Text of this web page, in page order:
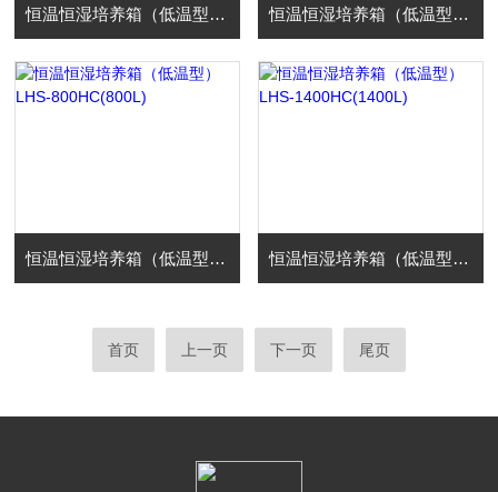
恒温恒湿培养箱（低温型）LHS-450HC(450L) 恒温恒湿培养箱（低温型）LHS-600HC(600L)
恒温恒湿培养箱（低温型）LHS-800HC(800L) 恒温恒湿培养箱（低温型）LHS-1400HC(1400L)
首页 上一页 下一页 尾页